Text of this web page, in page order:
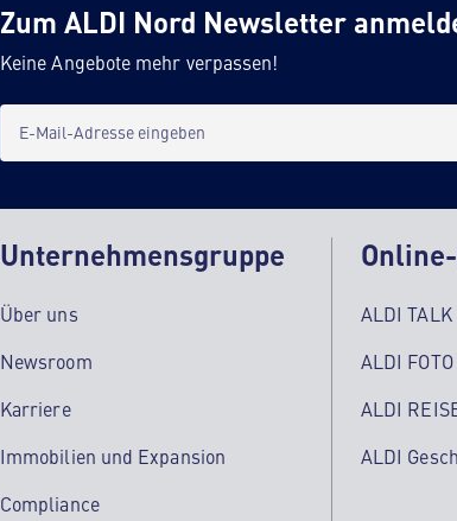
Zum ALDI Nord Newsletter
Keine Angebote mehr verpassen!
E-Mail-Adresse eingeben
Unternehmensgruppe
Über uns
Newsroom
Karriere
Immobilien und Expansion
Compliance
ALDI TALK
ALDI FOTO
ALDI
ALDI